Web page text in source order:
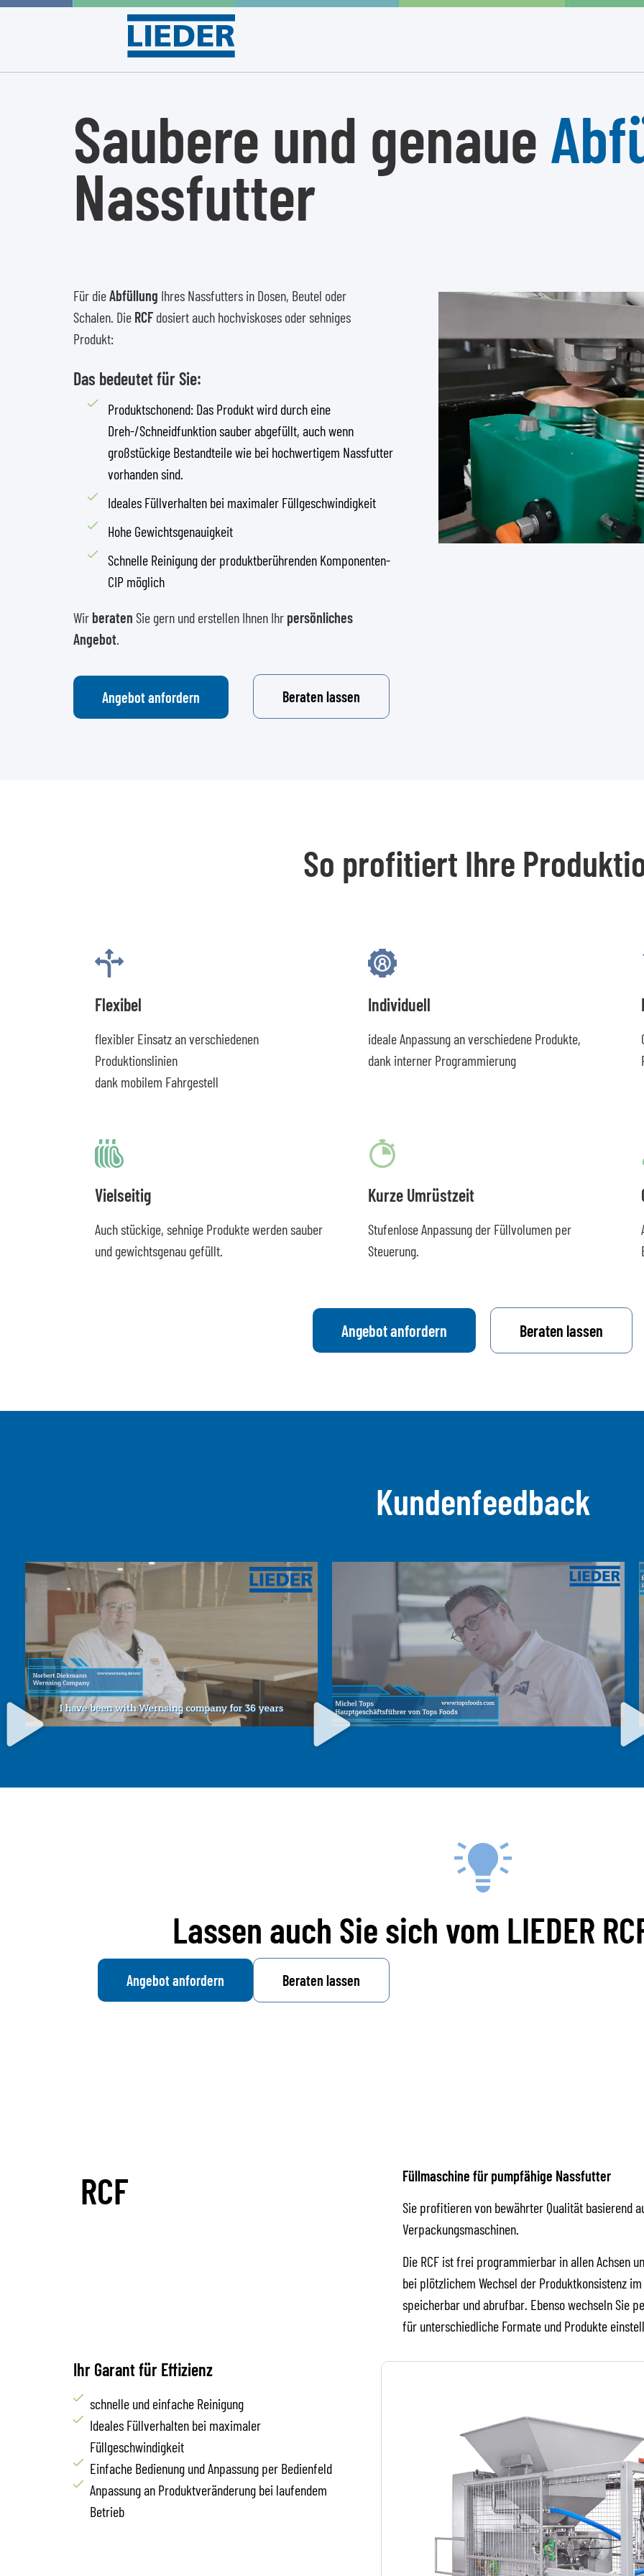
Saubere und genaue
Nassfutter
Für dieAbfüllung Ihres Nassfutters in Dosen, Beutel oder
Schalen. Die RCF dosiert auch hochviskoses oder sehniges
Produkt:
Das bedeutet für Sie:
Produktschonend: Das Produkt wird durch eine
Dreh-/Schneidfunktion sauber abgefüllt, auch wenn
großstückige Bestandteile wie bei hochwertigem Nassfutter
vorhanden sind.
Ideales Füllverhalten bei maximaler Füllgeschwindigkeit
Hohe Gewichtsgenauigkeit
Schnelle Reinigung der produktberührenden Komponenten-
CIP möglich
Wir beraten Sie gern und erstellen Ihnen Ihr persönliches
Angebot
Angebot anfordern Beraten lassen
So profitiert Ihre
Flexibel
flexibler Einsatz an verschiedenen
Produktionslinien
dank mobilem Fahrgestell
Individuell
ideale Anpassung an verschiedene Produkte,
dank interner Programmierung
Vielseitig
Auch stückige, sehnige Produkte werden sauber
und gewichtsgenau gefüllt.
Kurze Umrüstzeit
Stufenlose Anpassung der Füllvolumen per
Steuerung.
Angebot anfordern Beraten lassen
Kundenfeedback
Lassen auch Sie sich vom LIEDER
Angebot anfordern Beraten lassen
RCF
Füllmaschine für pumpfähige Nassfutter
Sie profitieren von bewährter Qualität basierend
Verpackungsmaschinen.
Die RCF ist frei programmierbar in allen Achsen
bei plötzlichem Wechsel der Produktkonsistenz
speicherbar und abrufbar. Ebenso wechseln Sie
für unterschiedliche Formate und Produkte
Ihr Garant für Effizienz
schnelle und einfache Reinigung
Ideales Füllverhalten bei maximaler
Füllgeschwindigkeit
Einfache Bedienung und Anpassung per Bedienfeld
Anpassung an Produktveränderung bei laufendem
Betrieb